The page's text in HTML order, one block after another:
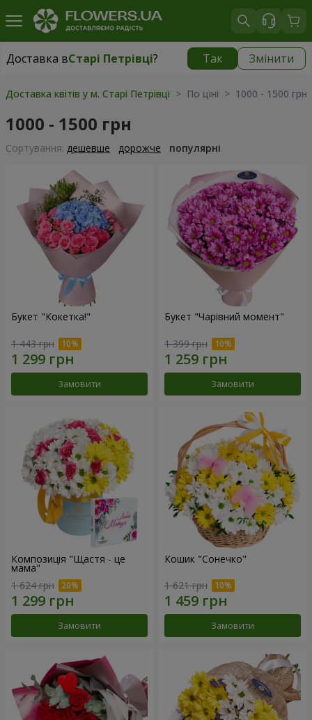
Доставка вСтарі Петрівці? Так Змінити
Доставка вСтарі Петрівці|безкоштовно
Доставка квітів у м. Старі Петрівці > По ціні > 1000 - 1500 грн
1000 - 1500 грн
Сортування: дешевше дорожче популярні
Букет "Кокетка!"
1 443 грн
Замовити
Букет "Чарівний момент"
1 399 грн
Замовити
Композиція "Щастя - це
мама"
1 624 грн
Замовити
Кошик "Сонечко"
1 621 грн
Замовити